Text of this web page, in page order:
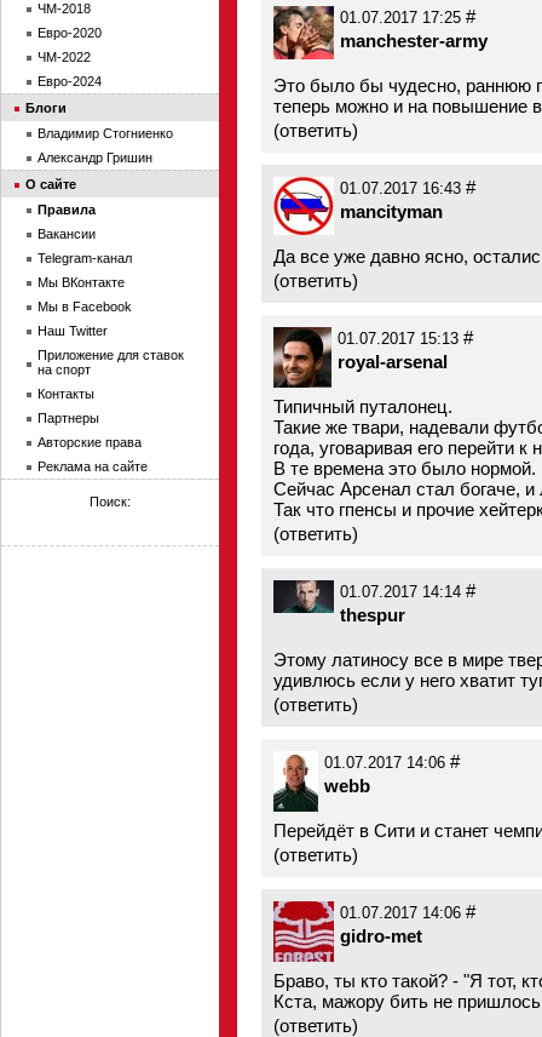
01.07.2017 17:25 #
manchester-army
Это было бы чудесно, раннюю
теперь можно и на повышение
(ответить)
01.07.2017 16:43 #
mancityman
Да все уже давно ясно,
(ответить)
01.07.2017 15:13 #
royal-arsenal
Типичный путалонец.
Такие же твари, надевали
года, уговаривая его перейти к
В те времена это было нормой.
Сейчас Арсенал стал богаче, и
Так что гпенсы и прочие
(ответить)
01.07.2017 14:14 #
thespur
Этому латиносу все в мире
удивлюсь если у него хватит
(ответить)
01.07.2017 14:06 #
webb
Перейдёт в Сити и станет
(ответить)
01.07.2017 14:06 #
gidro-met
Браво, ты кто такой? - "Я тот,
Кста, мажору бить не
(ответить)
ЧМ-2018
Евро-2020
ЧМ-2022
Евро-2024
Блоги
Владимир Стогниенко
Александр Гришин
О сайте
Правила
Вакансии
Telegram-канал
Мы ВКонтакте
Мы в Facebook
Наш Twitter
Приложение для ставок
на спорт
Контакты
Партнеры
Авторские права
Реклама на сайте
Поиск: